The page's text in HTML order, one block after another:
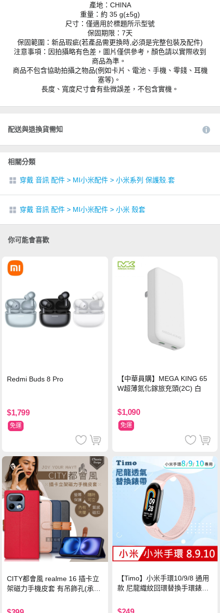
產地：CHINA
重量：約 35 g(±5g)
尺寸：僅適用於標題所示型號
保固期限：7天
保固範圍：新品瑕疵(若產品需更換時,必須是完整包裝及配件)
注意事項：因拍攝略有色差，圖片僅供參考，顏色請以實際收到
商品為準。
商品不包含協助拍攝之物品(例如卡片、電池、手機、零錢、耳機
塞等)。
長度、寬度尺寸會有些微誤差，不包含實機。
配送與退換貨需知
相關分類
穿戴 音訊 配件 > MI小米配件 > 小米系列 保護殼.套
穿戴 音訊 配件 > MI小米配件 > 小米 殼套
你可能會喜歡
Redmi Buds 8 Pro
$1,799
免運
【中華員購】MEGA KING 65
W超薄氮化鎵旅充頭(2C) 白
$1,090
免運
CITY都會風 realme 16 插卡立
架磁力手機皮套 有吊飾孔(承諾
【Timo】小米手環10/9/8 通用
款 尼龍織紋回環替換手環錶帶-